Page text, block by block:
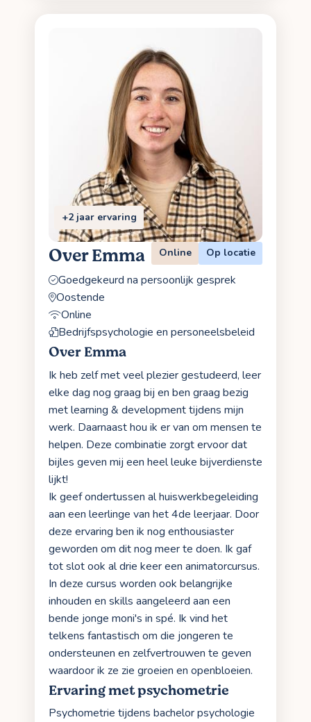
+2 jaar ervaring
Over Emma Online Op locatie
Goedgekeurd na persoonlijk gesprek
Oostende
Online
Bedrijfspsychologie en personeelsbeleid
Over Emma
Ik heb zelf met veel plezier gestudeerd, leer
elke dag nog graag bij en ben graag bezig
met learning & development tijdens mijn
werk. Daarnaast hou ik er van om mensen te
helpen. Deze combinatie zorgt ervoor dat
bijles geven mij een heel leuke bijverdienste
lijkt!
Ik geef ondertussen al huiswerkbegeleiding
aan een leerlinge van het 4de leerjaar. Door
deze ervaring ben ik nog enthousiaster
geworden om dit nog meer te doen. Ik gaf
tot slot ook al drie keer een animatorcursus.
In deze cursus worden ook belangrijke
inhouden en skills aangeleerd aan een
bende jonge moni's in spé. Ik vind het
telkens fantastisch om die jongeren te
ondersteunen en zelfvertrouwen te geven
waardoor ik ze zie groeien en openbloeien.
Ervaring met psychometrie
Psychometrie tijdens bachelor psychologie